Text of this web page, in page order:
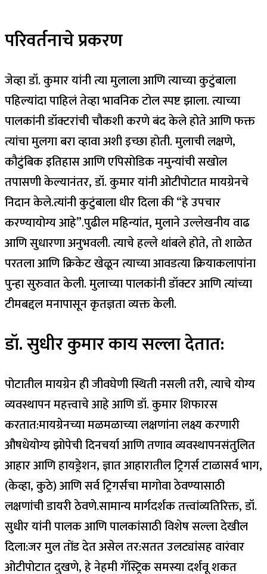
परिवर्तनाचे प्रकरण
जेव्हा डॉ. कुमार यांनी त्या मुलाला आणि त्याच्या कुटुंबाला
पहिल्यांदा पाहिलं तेव्हा भावनिक टोल स्पष्ट झाला. त्याच्या
पालकांनी डॉक्टरांची चौकशी करणे बंद केले होते आणि फक्त
त्यांचा मुलगा बरा व्हावा अशी इच्छा होती. मुलाची लक्षणे,
कौटुंबिक इतिहास आणि एपिसोडिक नमुन्यांची सखोल
तपासणी केल्यानंतर, डॉ. कुमार यांनी ओटीपोटात मायग्रेनचे
निदान केले.त्यांनी कुटुंबाला धीर दिला की “हे उपचार
करण्यायोग्य आहे”.पुढील महिन्यांत, मुलाने उल्लेखनीय वाढ
आणि सुधारणा अनुभवली.त्याचे हल्ले थांबले होते, तो शाळेत
परतला आणि क्रिकेट खेळून त्याच्या आवडत्या क्रियाकलापांना
पुन्हा सुरुवात केली. मुलाच्या पालकांनी डॉक्टर आणि त्यांच्या
टीमबद्दल मनापासून कृतज्ञता व्यक्त केली.
डॉ. सुधीर कुमार काय सल्ला देतात:
पोटातील मायग्रेन ही जीवघेणी स्थिती नसली तरी, त्याचे योग्य
व्यवस्थापन महत्त्वाचे आहे आणि डॉ. कुमार शिफारस
करतात:मायग्रेनच्या मळमळाच्या लक्षणांना लक्ष्य करणारी
औषधेयोग्य झोपेची दिनचर्या आणि तणाव व्यवस्थापनसंतुलित
आहार आणि हायड्रेशन, ज्ञात आहारातील ट्रिगर्स टाळासर्व भाग,
(केव्हा, कुठे) आणि सर्व ट्रिगर्सचा मागोवा ठेवण्यासाठी
लक्षणांची डायरी ठेवणे.सामान्य मार्गदर्शक तत्त्वांव्यतिरिक्त, डॉ.
सुधीर यांनी पालक आणि पालकांसाठी विशेष सल्ला देखील
दिला:जर मुल तोंड देत असेल तर:सतत उलट्यांसह वारंवार
ओटीपोटात दुखणे, हे नेहमी गॅस्ट्रिक समस्या दर्शवू शकत